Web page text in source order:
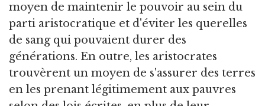
moyen de maintenir le pouvoir au sein du
parti aristocratique et d'éviter les querelles
de sang qui pouvaient durer des
générations. En outre, les aristocrates
trouvèrent un moyen de s'assurer des terres
en les prenant légitimement aux pauvres